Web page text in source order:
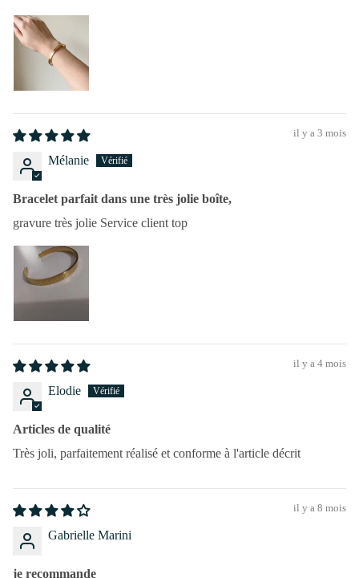
il y a 3 mois
Mélanie
Bracelet parfait dans une très jolie boîte,
gravure très jolie Service client top
il y a 4 mois
Elodie
Articles de qualité
Très joli, parfaitement réalisé et conforme à l'article décrit
il y a 8 mois
Gabrielle Marini
je recommande